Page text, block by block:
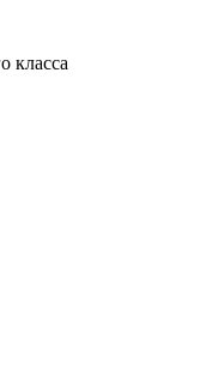
класса